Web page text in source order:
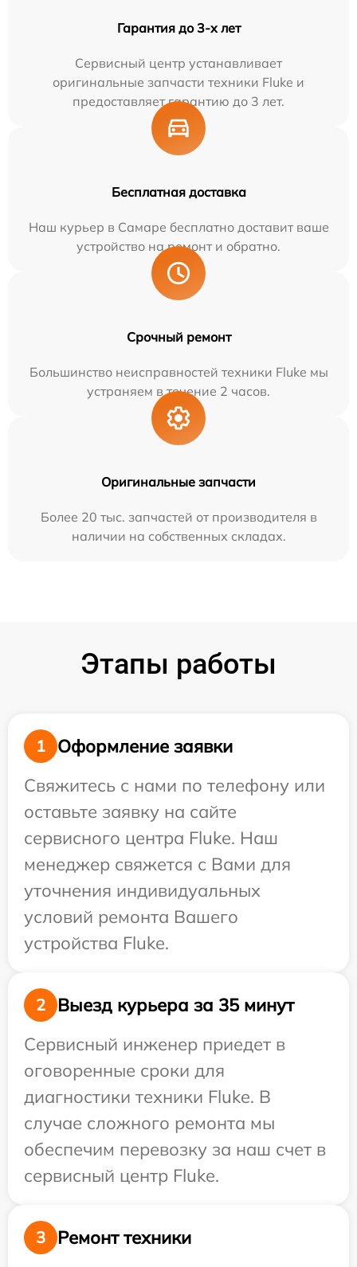
Гарантия до 3-х лет
Сервисный центр устанавливает
оригинальные запчасти техники Fluke и
предоставляет гарантию до 3 лет.
Бесплатная доставка
Наш курьер в Самаре бесплатно доставит ваше
устройство на ремонт и обратно.
Срочный ремонт
Большинство неисправностей техники Fluke мы
устраняем в течение 2 часов.
Оригинальные запчасти
Более 20 тыс. запчастей от производителя в
наличии на собственных складах.
Этапы работы
1
Оформление заявки
Свяжитесь с нами по телефону или
оставьте заявку на сайте
сервисного центра Fluke. Наш
менеджер свяжется с Вами для
уточнения индивидуальных
условий ремонта Вашего
устройства Fluke.
2
Выезд курьера за 35 минут
Сервисный инженер приедет в
оговоренные сроки для
диагностики техники Fluke. В
случае сложного ремонта мы
обеспечим перевозку за наш счет в
сервисный центр Fluke.
3
Ремонт техники